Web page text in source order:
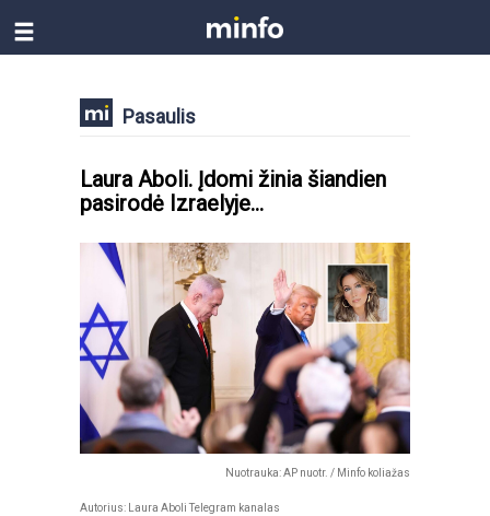
Pasaulis
Laura Aboli. Įdomi žinia šiandien
pasirodė Izraelyje...
Nuotrauka: AP nuotr. / Minfo koliažas
Autorius: Laura Aboli Telegram kanalas